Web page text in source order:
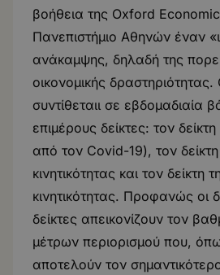
βοήθεια της Oxford
Πανεπιστήμιο Αθηνών έναν
ανάκαμψης, δηλαδή της
οικονομικής
συντίθεταιι σε εβδομαδιαία
επιμέρους δείκτες: τον
από τον Covid-19), τον
κινητικότητας και τον δείκτη
κινητικότητας. Προφανώς οι
δείκτες απεικονίζουν τον
μέτρων περιορισμού που,
αποτελούν τον